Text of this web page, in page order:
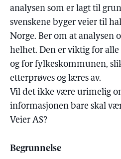
analysen som er lagt til
svenskene byger veier til
Norge. Ber om at analysen
helhet. Den er viktig for
og for fylkeskommunen,
etterprøves og læres av.
Vil det ikke være urimelig
informasjonen bare skal
Veier AS?
Begrunnelse